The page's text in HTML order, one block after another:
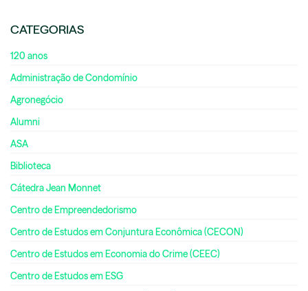
CATEGORIAS
120 anos
Administração de Condomínio
Agronegócio
Alumni
ASA
Biblioteca
Cátedra Jean Monnet
Centro de Empreendedorismo
Centro de Estudos em Conjuntura Econômica (CECON)
Centro de Estudos em Economia do Crime (CEEC)
Centro de Estudos em ESG